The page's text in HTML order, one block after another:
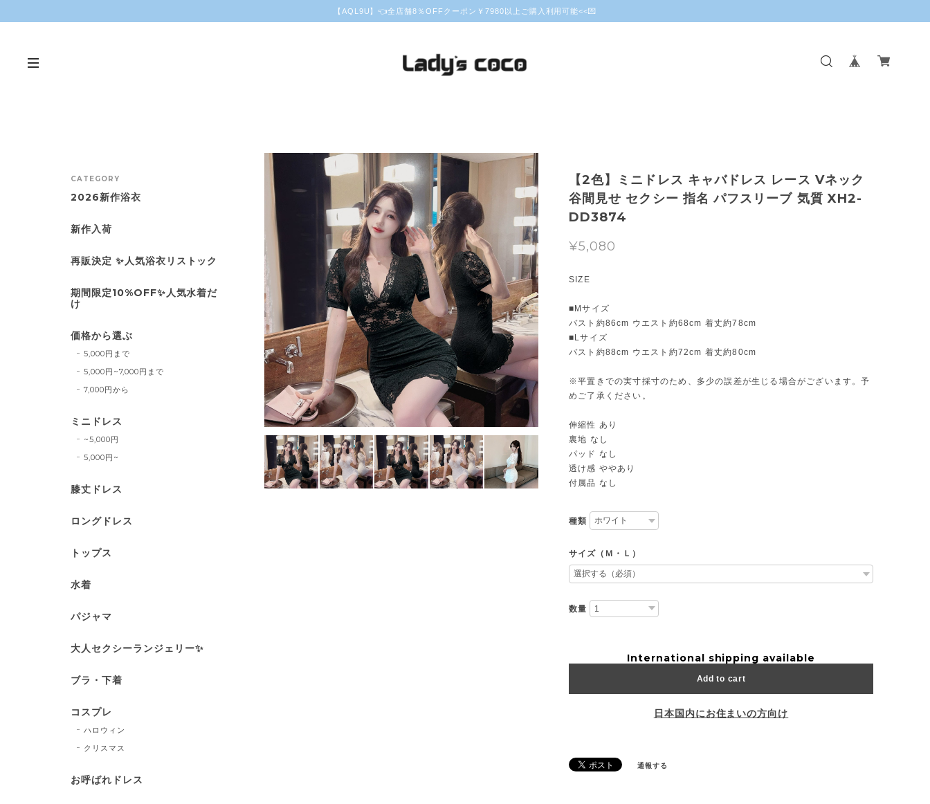
【AQL9U】👈全店舗8％OFFクーポン￥7980以上ご購入利用可能<<💌
【2色】ミニドレス キャバドレス レース Vネック
谷間見せ セクシー 指名 パフスリーブ 気質 XH2-
DD3874
¥5,080
SIZE
■Mサイズ
バスト約86cm ウエスト約68cm 着丈約78cm
■Lサイズ
バスト約88cm ウエスト約72cm 着丈約80cm
※平置きでの実寸採寸のため、多少の誤差が生じる場合がございます。予
めご了承ください。
伸縮性 あり
裏地 なし
パッド なし
透け感 ややあり
付属品 なし
種類
サイズ（Ｍ・Ｌ）
数量
International shipping available
Add to cart
日本国内にお住まいの方向け
通報する
CATEGORY
2026新作浴衣
新作入荷
再販決定 ✨人気浴衣リストック
期間限定10%OFF✨人気水着だ
け
価格から選ぶ
5,000円まで
5,000円~7,000円まで
7,000円から
ミニドレス
~5,000円
5,000円~
膝丈ドレス
ロングドレス
トップス
水着
パジャマ
大人セクシーランジェリー✨
ブラ・下着
コスプレ
ハロウィン
クリスマス
お呼ばれドレス